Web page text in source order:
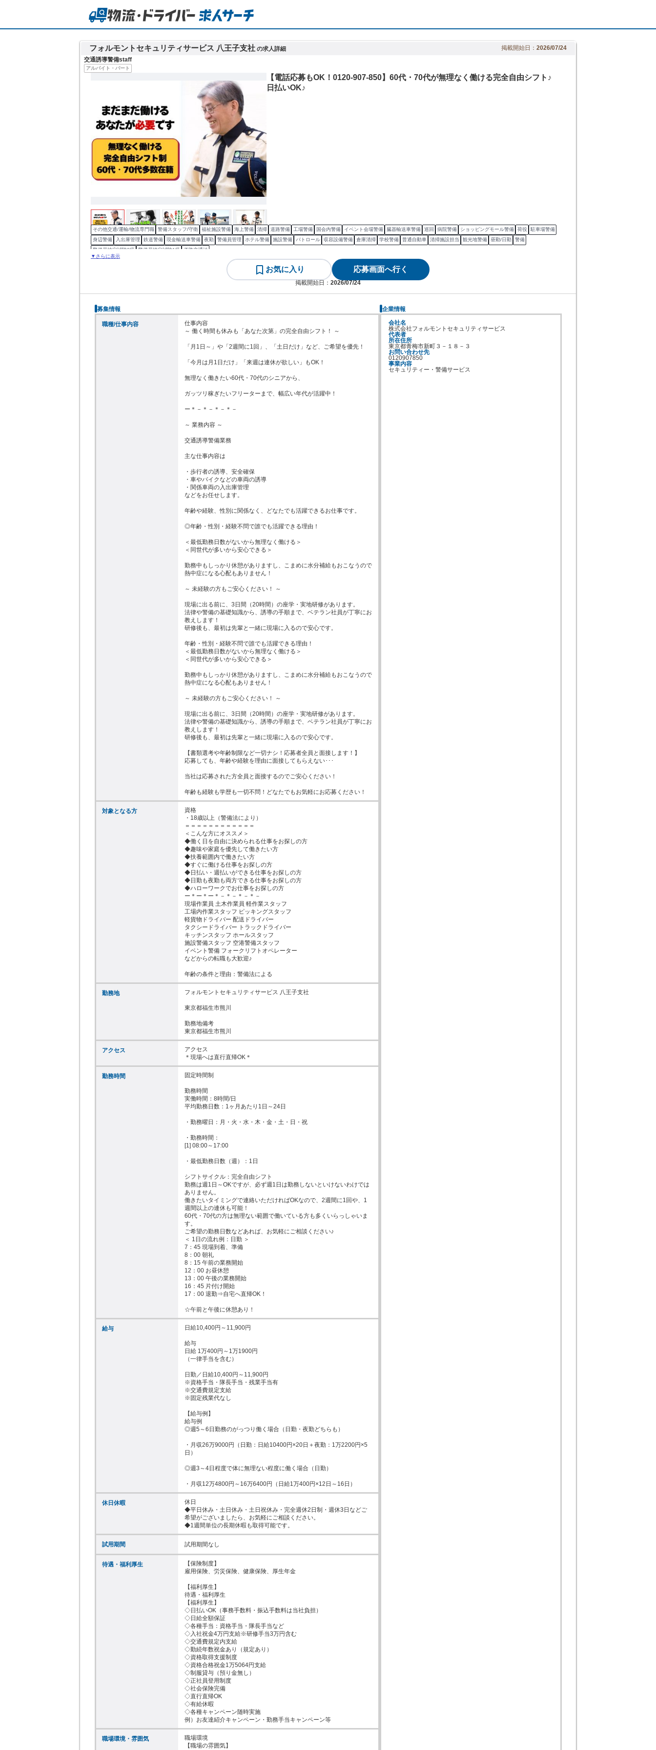
フォルモントセキュリティサービス 八王子支社 の求人詳細 掲載開始日： 2026/07/24
交通誘導警備staff
アルバイト・パート
【電話応募もOK！0120-907-850】60代・70代が無理なく働ける完全自由シフト♪
日払いOK♪
その他交通/運輸/物流専門職 警備スタッフ/守衛 福祉施設警備 海上警備 清掃 道路警備 工場警備 国会内警備 イベント会場警備 臓器輸送車警備 巡回 病院警備 ショッピングモール警備 荷役
駐車場警備
身辺警備
入出庫管理 鉄道警備 現金輸送車警備 夜勤 警備員管理 ホテル警備 施設警備 パトロール 収容設備警備 倉庫清掃 学校警備 普通自動車 清掃施設担当 観光地警備 昼勤/日勤
警備
警備員検定試験2級
警備員検定試験1級
道路交通法
▼さらに表示
お気に入り 応募画面へ行く
掲載開始日： 2026/07/24
募集情報
職種/仕事内容
仕事内容
～ 働く時間も休みも「あなた次第」の完全自由シフト！ ～
「月1日～」や「2週間に1回」、「土日だけ」など、ご希望を優先！
「今月は月1日だけ」「来週は連休が欲しい」もOK！
無理なく働きたい60代・70代のシニアから、
ガッツリ稼ぎたいフリーターまで、幅広い年代が活躍中！
ー＊－＊－＊－＊－
～ 業務内容 ～
交通誘導警備業務
主な仕事内容は
・歩行者の誘導、安全確保
・車やバイクなどの車両の誘導
・関係車両の入出庫管理
などをお任せします。
年齢や経験、性別に関係なく、どなたでも活躍できるお仕事です。
◎年齢・性別・経験不問で誰でも活躍できる理由！
＜最低勤務日数がないから無理なく働ける＞
＜同世代が多いから安心できる＞
勤務中もしっかり休憩がありますし、こまめに水分補給もおこなうので
熱中症になる心配もありません！
～ 未経験の方もご安心ください！ ～
現場に出る前に、3日間（20時間）の座学・実地研修があります。
法律や警備の基礎知識から、誘導の手順まで、ベテラン社員が丁寧にお
教えします！
研修後も、最初は先輩と一緒に現場に入るので安心です。
年齢・性別・経験不問で誰でも活躍できる理由！
＜最低勤務日数がないから無理なく働ける＞
＜同世代が多いから安心できる＞
勤務中もしっかり休憩がありますし、こまめに水分補給もおこなうので
熱中症になる心配もありません！
～ 未経験の方もご安心ください！ ～
現場に出る前に、3日間（20時間）の座学・実地研修があります。
法律や警備の基礎知識から、誘導の手順まで、ベテラン社員が丁寧にお
教えします！
研修後も、最初は先輩と一緒に現場に入るので安心です。
【書類選考や年齢制限など一切ナシ！応募者全員と面接します！】
応募しても、年齢や経験を理由に面接してもらえない･･･
当社は応募された方全員と面接するのでご安心ください！
年齢も経験も学歴も一切不問！どなたでもお気軽にお応募ください！
対象となる方
資格
・18歳以上（警備法により）
＝＝＝＝＝＝＝＝＝＝＝＝
＜こんな方にオススメ＞
◆働く日を自由に決められる仕事をお探しの方
◆趣味や家庭を優先して働きたい方
◆扶養範囲内で働きたい方
◆すぐに働ける仕事をお探しの方
◆日払い・週払いができる仕事をお探しの方
◆日勤も夜勤も両方できる仕事をお探しの方
◆ハローワークでお仕事をお探しの方
ー＊ー＊ー＊－＊－＊－＊－
現場作業員 土木作業員 軽作業スタッフ
工場内作業スタッフ ピッキングスタッフ
軽貨物ドライバー 配送ドライバー
タクシードライバー トラックドライバー
キッチンスタッフ ホールスタッフ
施設警備スタッフ 空港警備スタッフ
イベント警備 フォークリフトオペレーター
などからの転職も大歓迎♪
年齢の条件と理由：警備法による
勤務地 フォルモントセキュリティサービス 八王子支社
東京都福生市熊川
勤務地備考
東京都福生市熊川
アクセス
アクセス
＊現場へは直行直帰OK＊
勤務時間 固定時間制
勤務時間
実働時間：8時間/日
平均勤務日数：1ヶ月あたり1日～24日
・勤務曜日：月・火・水・木・金・土・日・祝
・勤務時間：
[1] 08:00～17:00
・最低勤務日数（週）：1日
シフトサイクル：完全自由シフト
勤務は週1日～OKですが、必ず週1日は勤務しないといけないわけでは
ありません。
働きたいタイミングで連絡いただければOKなので、2週間に1回や、1
週間以上の連休も可能！
60代・70代の方は無理ない範囲で働いている方も多くいらっしゃいま
す。
ご希望の勤務日数などあれば、お気軽にご相談ください♪
＜ 1日の流れ例：日勤 ＞
7：45 現場到着、準備
8：00 朝礼
8：15 午前の業務開始
12：00 お昼休憩
13：00 午後の業務開始
16：45 片付け開始
17：00 退勤⇒自宅へ直帰OK！
☆午前と午後に休憩あり！
給与 日給10,400円～11,900円
給与
日給 1万400円～1万1900円
（一律手当を含む）
日勤／日給10,400円～11,900円
※資格手当・隊長手当・残業手当有
※交通費規定支給
※固定残業代なし
【給与例】
給与例
◎週5～6日勤務のがっつり働く場合（日勤・夜勤どちらも）
・月収26万9000円（日勤：日給10400円×20日＋夜勤：1万2200円×5
日）
◎週3～4日程度で体に無理ない程度に働く場合（日勤）
・月収12万4800円～16万6400円（日給1万400円×12日～16日）
休日休暇
休日
◆平日休み・土日休み・土日祝休み・完全週休2日制・週休3日などご
希望がございましたら、お気軽にご相談ください。
◆1週間単位の長期休暇も取得可能です。
試用期間 試用期間なし
待遇・福利厚生
【保険制度】
雇用保険、労災保険、健康保険、厚生年金
【福利厚生】
待遇・福利厚生
【福利厚生】
◇日払いOK（事務手数料・振込手数料は当社負担）
◇日給全額保証
◇各種手当：資格手当・隊長手当など
◇入社祝金4万円支給※研修手当3万円含む
◇交通費規定内支給
◇勤続年数祝金あり（規定あり）
◇資格取得支援制度
◇資格合格祝金1万5064円支給
◇制服貸与（預り金無し）
◇正社員登用制度
◇社会保険完備
◇直行直帰OK
◇有給休暇
◇各種キャンペーン随時実施
例）お友達紹介キャンペーン・勤務手当キャンペーン等
職場環境・雰囲気
職場環境
【職場の雰囲気】
企業情報
会社名
株式会社フォルモントセキュリティサービス
代表者
所在住所
東京都青梅市新町３－１８－３
お問い合わせ先
0120907850
事業内容
セキュリティー・警備サービス